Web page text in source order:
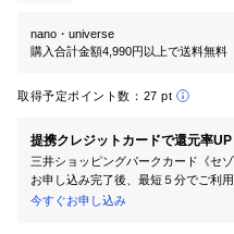
nano・universe
購入合計金額4,990円以上で送料無料
取得予定ポイント数： 27 pt
提携クレジットカードで還元率UP
三井ショッピングパークカード《セ
お申し込み完了後、最短５分でご利用
今すぐお申し込み